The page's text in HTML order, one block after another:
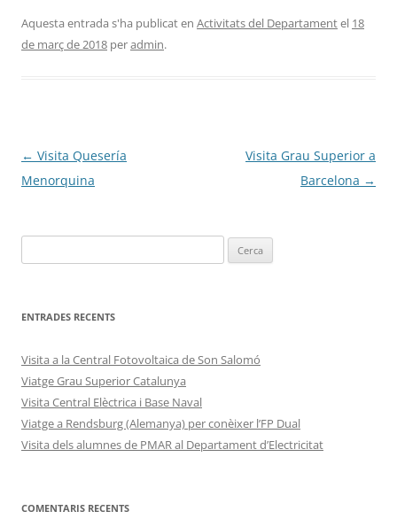
Aquesta entrada s'ha publicat en Activitats del Departamentel 18
de març de 2018 peradmin.
Navegació
per
← Visita Quesería
Menorquina
Visita Grau Superior a
Barcelona →
ENTRADES RECENTS
Visita a la Central Fotovoltaica de Son Salomó
Viatge Grau Superior Catalunya
Visita Central Elèctrica i Base Naval
Viatge a Rendsburg (Alemanya) per conèixer l’FP Dual
Visita dels alumnes de PMAR al Departament d’Electricitat
COMENTARIS RECENTS